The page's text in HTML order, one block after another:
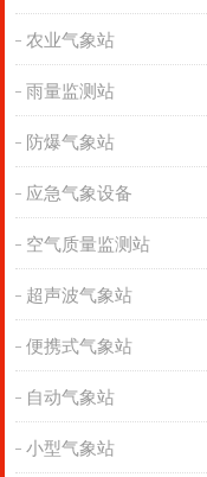
农业气象站
雨量监测站
防爆气象站
应急气象设备
空气质量监测站
超声波气象站
便携式气象站
自动气象站
小型气象站